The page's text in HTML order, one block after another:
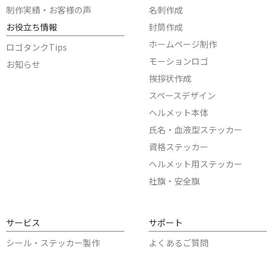
制作実績・お客様の声
お役立ち情報
ロゴタンクTips
お知らせ
名刺作成
封筒作成
ホームページ制作
モーションロゴ
挨拶状作成
スペースデザイン
ヘルメット本体
氏名・血液型ステッカー
資格ステッカー
ヘルメット用ステッカー
社旗・安全旗
サービス
シール・ステッカー製作
サポート
よくあるご質問